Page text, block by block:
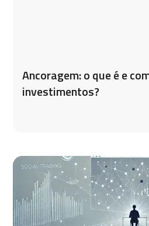
Ancoragem: o que é e
investimentos?